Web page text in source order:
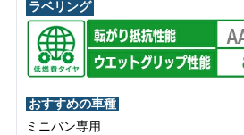
ラベリング
おすすめの車種
ミニバン専用